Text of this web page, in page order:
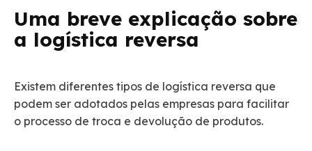
Uma breve explicação sobre
a logística reversa
Existem diferentes tipos de logística reversa que
podem ser adotados pelas empresas para facilitar
o processo de troca e devolução de produtos.